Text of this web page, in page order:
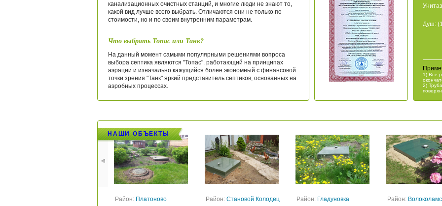
Душ:
Все
канализационных очистных станций, и многие люди не знают то,
какой вид лучше всего выбрать. Отличаются они не только по
стоимости, но и по своим внутренним параметрам.
Что выбрать Топас или Танк?
На данный момент самыми популярными решениями вопроса
выбора септика являются "Топас". работающий на принципах
аэрации и изначально кажущийся более экономный с финансовой
точки зрения "Танк" яркий представитель септиков, основанных на
аэробных процессах.
НАШИ ОБЪЕКТЫ
Район: Платоново
Район: Становой Колодец
Район: Гладуновка
Район: